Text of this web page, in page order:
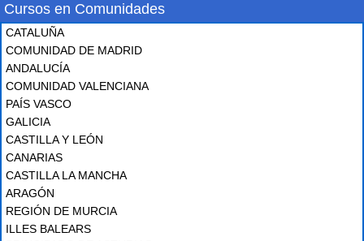
Cursos en Comunidades
CATALUÑA
COMUNIDAD DE MADRID
ANDALUCÍA
COMUNIDAD VALENCIANA
PAÍS VASCO
GALICIA
CASTILLA Y LEÓN
CANARIAS
CASTILLA LA MANCHA
ARAGÓN
REGIÓN DE MURCIA
ILLES BALEARS